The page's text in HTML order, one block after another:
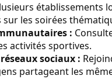
établissements
sur les soirées
:
activités sportives.
sociaux :
partageant les